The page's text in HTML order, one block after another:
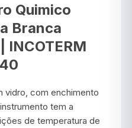
Quimico
Branca
INCOTERM
vidro, com enchimento
tem a
de temperatura de